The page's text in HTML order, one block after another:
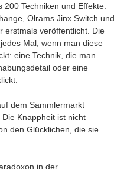
Techniken und Effekte.
Olrams Jinx Switch und
erstmals veröffentlicht. Die
Mal, wenn man diese
eine Technik, die man
oder eine
dem Sammlermarkt
Knappheit ist nicht
den Glücklichen, die sie
in der